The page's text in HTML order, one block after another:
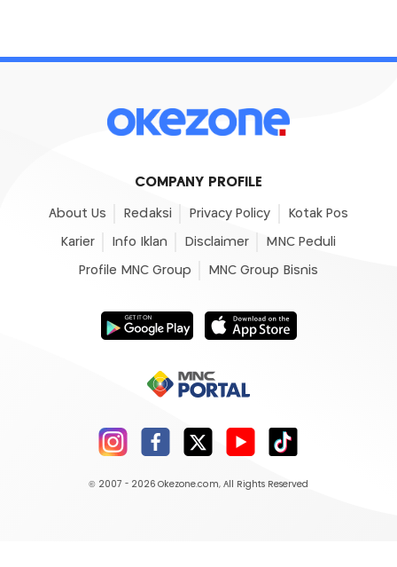
COMPANY PROFILE
About Us Redaksi Privacy Policy Kotak Pos
Karier Info Iklan Disclaimer MNC Peduli
Profile MNC Group MNC Group Bisnis
© 2007 - 2026 Okezone.com, All Rights Reserved